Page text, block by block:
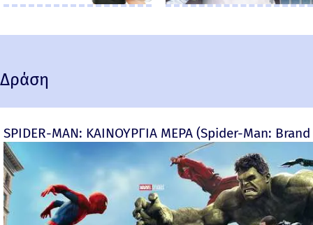
Δράση
SPIDER-MAN: ΚΑΙΝΟΥΡΓΙΑ ΜΕΡΑ (Spider-Man: